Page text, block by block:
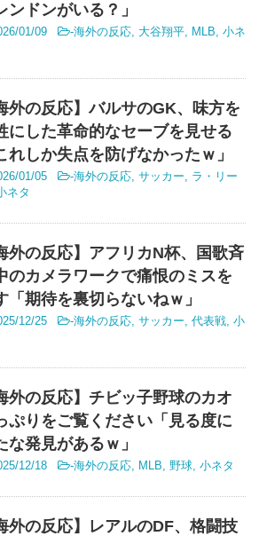
ンドンがいる？」
01/09 -海外の反応, 大谷翔平, MLB, 小ネ
外の反応】バルサのGK、味方を
にした革命的なセーブを見せる
れしか失点を防げなかったｗ」
01/05 -海外の反応, サッカー, ラ・リー
ネタ
外の反応】アフリカN杯、国歌斉
のカメラワークで痛恨のミスを
「期待を裏切らないねｗ」
12/25 -海外の反応, サッカー, 代表戦, 小
外の反応】チビッ子野球のカオ
ぷりをご覧ください「見る度に
な発見があるｗ」
12/18 -海外の反応, MLB, 野球, 小ネタ
外の反応】レアルのDF、格闘技